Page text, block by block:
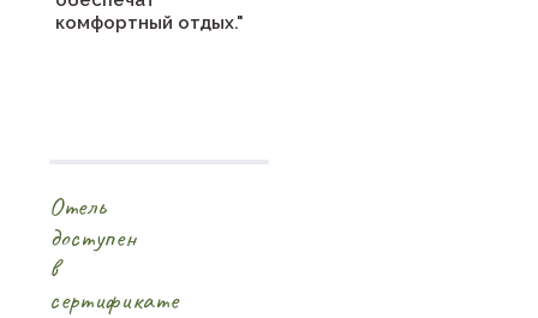
комфортный отдых."
Отель
доступен
в
сертификате